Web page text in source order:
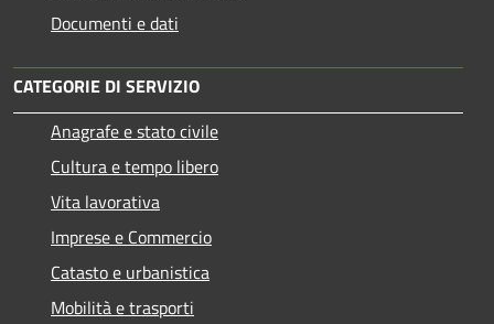
Documenti e dati
CATEGORIE DI SERVIZIO
Anagrafe e stato civile
Cultura e tempo libero
Vita lavorativa
Imprese e Commercio
Catasto e urbanistica
Mobilità e trasporti